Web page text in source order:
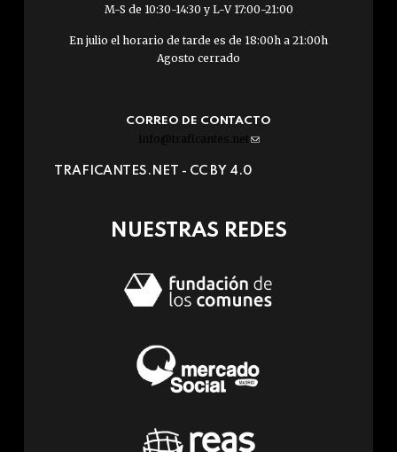
M-S de 10:30-14:30 y L-V 17:00-21:00
En julio el horario de tarde es de 18:00h a 21:00h
Agosto cerrado
CORREO DE CONTACTO
info@traficantes.net (link
e-
TRAFICANTES.NET - CC BY 4.0
NUESTRAS REDES